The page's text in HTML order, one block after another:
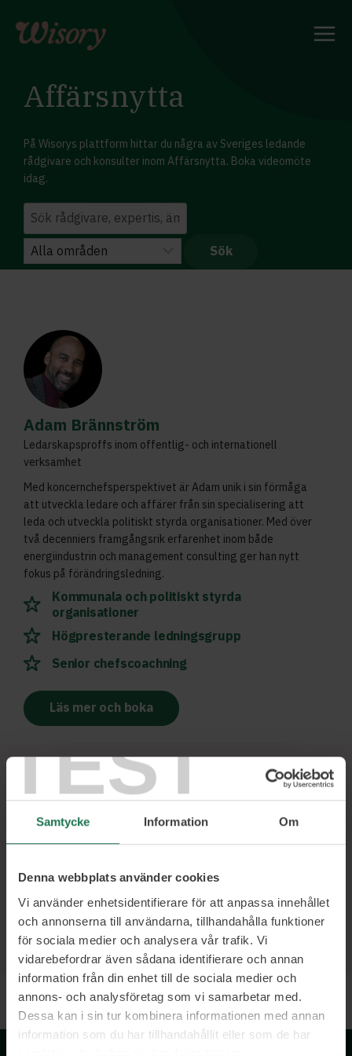
TEST
Samtycke Information Om
Denna webbplats använder cookies
Vi använder enhetsidentifierare för att anpassa innehållet
och annonserna till användarna, tillhandahålla funktioner
för sociala medier och analysera vår trafik. Vi
vidarebefordrar även sådana identifierare och annan
information från din enhet till de sociala medier och
annons- och analysföretag som vi samarbetar med.
Dessa kan i sin tur kombinera informationen med annan
information som du har tillhandahållit eller som de har
samlat in när du har använt deras tjänster.
content
Affärsnytta
På Wisorys plattform hittar du några av Sveriges ledande
rådgivare och konsulter inom Affärsnytta. Boka videomöte
idag.
Adam Brännström
Ledarskapsproffs inom offentlig- och internationell
verksamhet
Med koncernchefsperspektivet är Adam unik i sin förmåga
att utveckla ledare och affärer från sin specialisering att
leda och utveckla politiskt styrda organisationer. Med över
två decenniers framgångsrik erfarenhet inom både
energiindustrin och management consulting ger han nytt
fokus på förändringsledning.
Kommunala och politiskt styrda
organisationer
Högpresterande ledningsgrupp
Senior chefscoachning
Läs mer och boka
Ett urval av våra kunder